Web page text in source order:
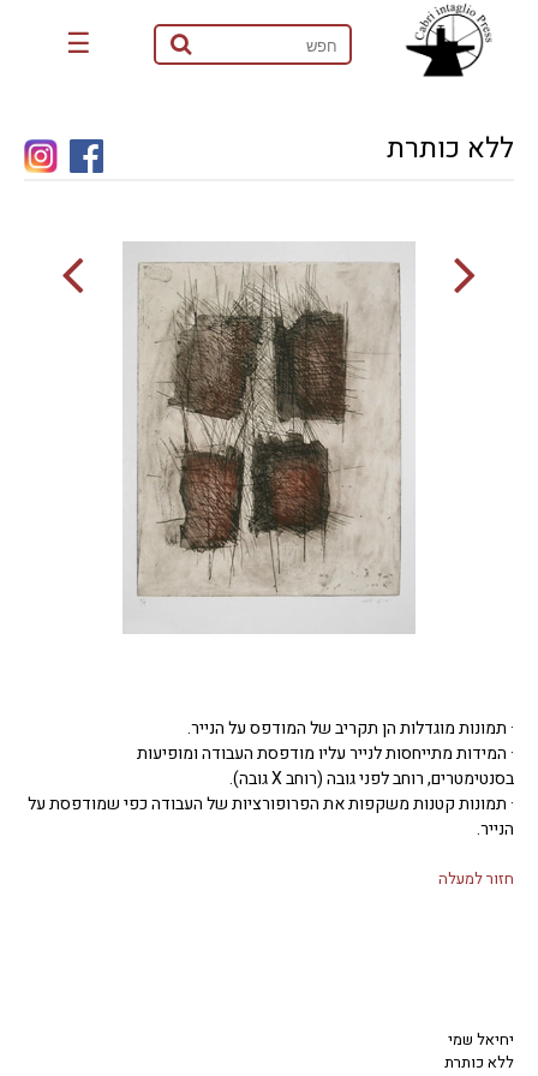
☰
ללא כותרת
· תמונות מוגדלות הן תקריב של המודפס על הנייר.
· המידות מתייחסות לנייר עליו מודפסת העבודה ומופיעות
בסנטימטרים, רוחב לפני גובה (רוחב X גובה).
· תמונות קטנות משקפות את הפרופורציות של העבודה כפי שמודפסת על
הנייר.
חזור למעלה
יחיאל שמי
ללא כותרת